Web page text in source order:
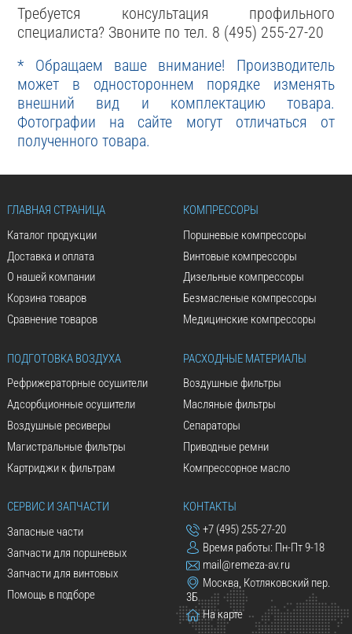
Требуется консультация профильного
специалиста? Звоните по тел. 8 (495) 255-27-20
* Обращаем ваше внимание! Производитель
может в одностороннем порядке изменять
внешний вид и комплектацию товара.
Фотографии на сайте могут отличаться от
полученного товара.
ГЛАВНАЯ СТРАНИЦА
Каталог продукции
Доставка и оплата
О нашей компании
Корзина товаров
Сравнение товаров
КОМПРЕССОРЫ
Поршневые компрессоры
Винтовые компрессоры
Дизельные компрессоры
Безмасленые компрессоры
Медицинские компрессоры
ПОДГОТОВКА ВОЗДУХА
Рефрижераторные осушители
Адсорбционные осушители
Воздушные ресиверы
Магистральные фильтры
Картриджи к фильтрам
РАСХОДНЫЕ МАТЕРИАЛЫ
Воздушные фильтры
Масляные фильтры
Сепараторы
Приводные ремни
Компрессорное масло
СЕРВИС И ЗАПЧАСТИ
Запасные части
Запчасти для поршневых
Запчасти для винтовых
Помощь в подборе
КОНТАКТЫ
+7 (495) 255-27-20
Время работы: Пн-Пт 9-18
mail@remeza-av.ru
Москва, Котляковский пер.
3Б
На карте